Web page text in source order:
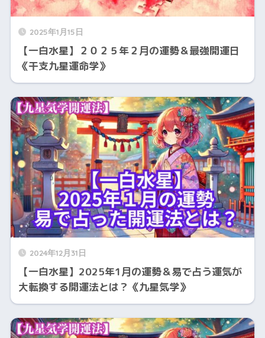
2025年1月15日
【一白水星】２０２５年２月の運勢＆最強開運日
《干支九星運命学》
2024年12月31日
【一白水星】2025年1月の運勢＆易で占う運気が
大転換する開運法とは？《九星気学》